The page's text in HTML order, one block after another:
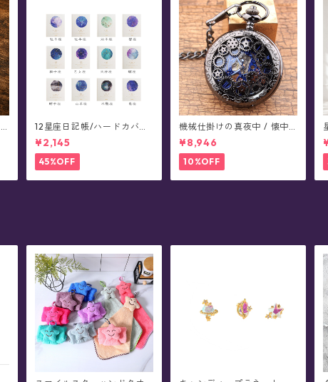
12星座日記帳/ハードカバー
ノート - planet marble
¥2,145
45%OFF
機械仕掛けの真夜中 / 懐中
時計(全4色)
¥8,946
10%OFF